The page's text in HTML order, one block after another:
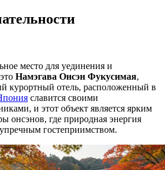
место для уединения и
Намэгава Онсэн Фукусимая,
курортный отель, расположенный в
славится своими
и этот объект является ярким
онсэнов, где природная энергия
гостеприимством.